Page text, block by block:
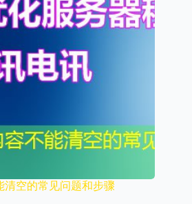
清空的常见问题和步骤